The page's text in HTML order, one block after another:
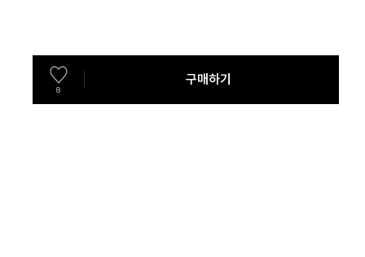
8
구매하기